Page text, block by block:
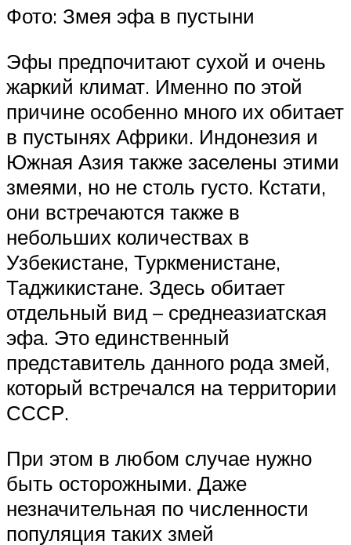
Фото: Змея эфа в пустыни
Эфы предпочитают сухой и очень
жаркий климат. Именно по этой
причине особенно много их обитает
в пустынях Африки. Индонезия и
Южная Азия также заселены этими
змеями, но не столь густо. Кстати,
они встречаются также в
небольших количествах в
Узбекистане, Туркменистане,
Таджикистане. Здесь обитает
отдельный вид – среднеазиатская
эфа. Это единственный
представитель данного рода змей,
который встречался на территории
СССР.
При этом в любом случае нужно
быть осторожными. Даже
незначительная по численности
популяция таких змей